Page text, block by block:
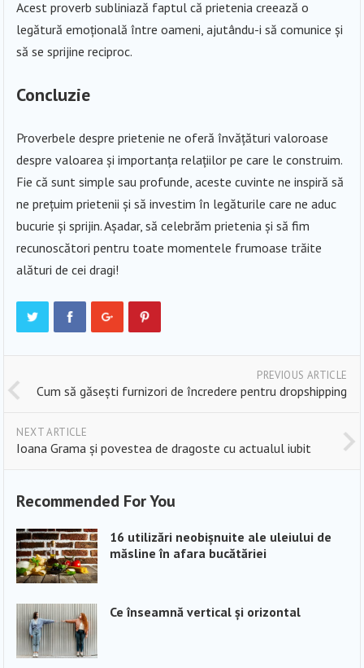
Acest proverb subliniază faptul că prietenia creează o
legătură emoțională între oameni, ajutându-i să comunice și
să se sprijine reciproc.
Concluzie
Proverbele despre prietenie ne oferă învățături valoroase
despre valoarea și importanța relațiilor pe care le construim.
Fie că sunt simple sau profunde, aceste cuvinte ne inspiră să
ne prețuim prietenii și să investim în legăturile care ne aduc
bucurie și sprijin. Așadar, să celebrăm prietenia și să fim
recunoscători pentru toate momentele frumoase trăite
alături de cei dragi!
PREVIOUS ARTICLE
Cum să găsești furnizori de încredere pentru dropshipping
NEXT ARTICLE
Ioana Grama și povestea de dragoste cu actualul iubit
Recommended For You
16 utilizări neobișnuite ale uleiului de
măsline în afara bucătăriei
Ce înseamnă vertical și orizontal